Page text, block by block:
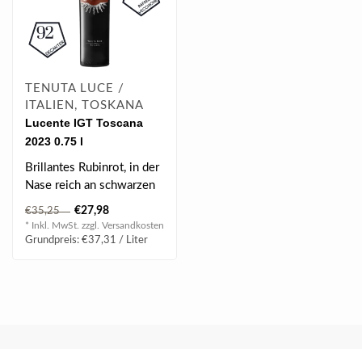
TENUTA LUCE /
ITALIEN, TOSKANA
Lucente IGT Toscana
2023 0.75 l
Brillantes Rubinrot, in der
Nase reich an schwarzen
Früchten wie Blaubeeren
& ..
€35,25 €27,98
* Inkl. MwSt. zzgl. Versandkosten
Grundpreis: €37,31 / Liter